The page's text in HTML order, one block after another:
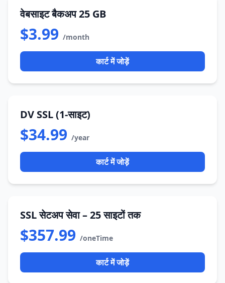
वेबसाइट बैकअप 25 GB
$3.99 /month
कार्ट में जोड़ें
DV SSL (1-साइट)
$34.99 /year
कार्ट में जोड़ें
SSL सेटअप सेवा – 25 साइटों तक
$357.99 /oneTime
कार्ट में जोड़ें